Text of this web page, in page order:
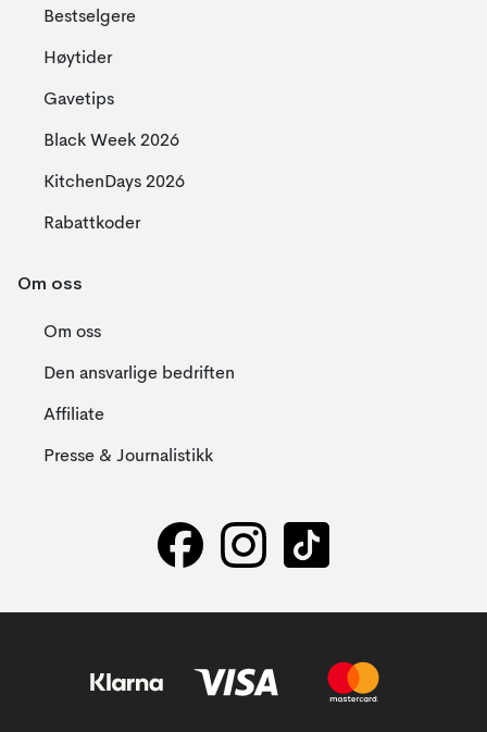
Bestselgere
Høytider
Gavetips
Black Week 2026
KitchenDays 2026
Rabattkoder
Om oss
Om oss
Den ansvarlige bedriften
Affiliate
Presse & Journalistikk